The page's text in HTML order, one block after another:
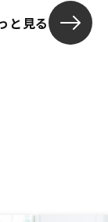
と見る